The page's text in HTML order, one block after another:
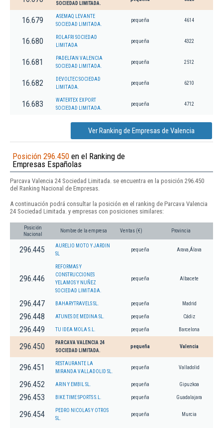
SOCIEDAD LIMITADA.
16.679
ASEMAQ LEVANTE
SOCIEDAD LIMITADA.
pequeña 4614
16.680
ROLAFRI SOCIEDAD
LIMITADA
pequeña 4322
16.681
PADELFAN VALENCIA
SOCIEDAD LIMITADA.
pequeña 2512
16.682
DEVOLTEC SOCIEDAD
LIMITADA.
pequeña 6210
16.683
WATERTEX EXPORT
SOCIEDAD LIMITADA.
pequeña 4712
Ver Ranking de Empresas de Valencia
Posición 296.450 en el Ranking de
Empresas Españolas
Parcava Valencia 24 Sociedad Limitada. se encuentra en la posición 296.450
del Ranking Nacional de Empresas.
A continuación podrá consultar la posición en el ranking de Parcava Valencia
24 Sociedad Limitada. y empresas con posiciones similares:
Posición
Nacional
Nombre de la empresa Ventas (€) Provincia
296.445
AURELIO MOTO Y JARDIN
SL
pequeña Arava,Álava
296.446
REFORMAS Y
CONSTRUCCIONES
YELAMOS Y NUÑEZ
SOCIEDAD LIMITADA.
pequeña Albacete
296.447 BAHARYTRAVELS SL. pequeña Madrid
296.448 ATUNES DE MEDINA SL. pequeña Cádiz
296.449 TU IDEA MOLA S.L. pequeña Barcelona
296.450
PARCAVA VALENCIA 24
SOCIEDAD LIMITADA.
pequeña Valencia
296.451
RESTAURANTE LA
MIRANDA VALLADOLID SL.
pequeña Valladolid
296.452 ARIN Y EMBIL SL. pequeña Gipuzkoa
296.453 BIKE TIME SPORTS S.L. pequeña Guadalajara
296.454
PEDRO NICOLAS Y OTROS
SL.
pequeña Murcia